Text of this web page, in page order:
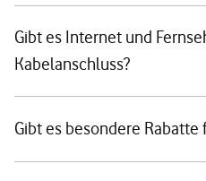
Gibt es Internet und
Kabelanschluss?
Gibt es besondere Rabatte